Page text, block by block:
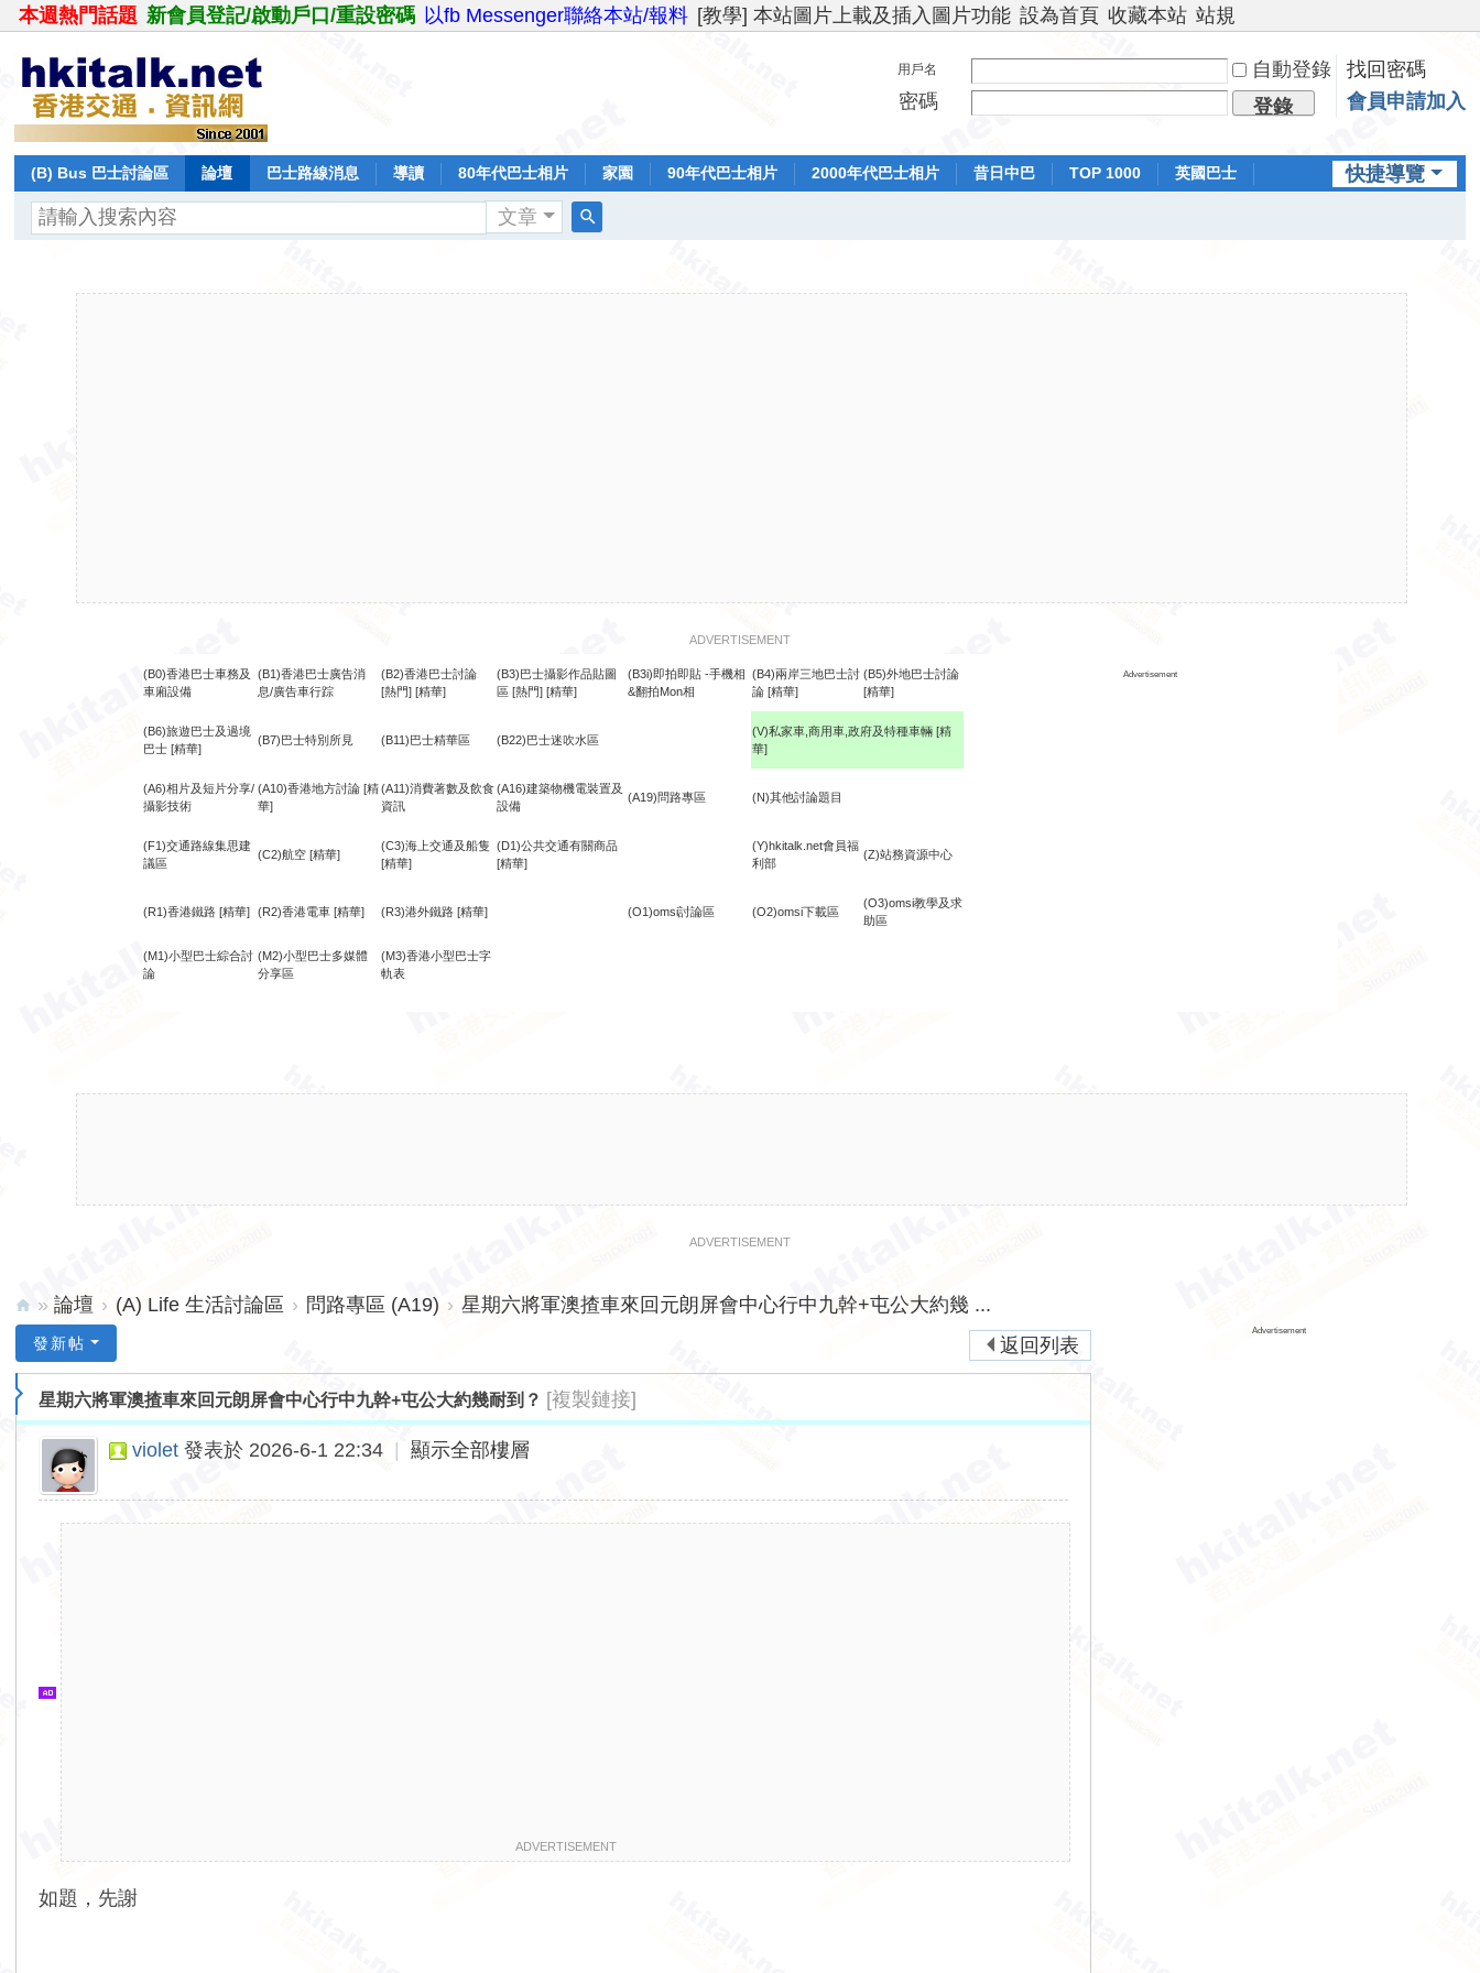
本週熱門話題 新會員登記/啟動戶口/重設密碼 以fb Messenger聯絡本站/報料 [教學] 本站圖片上載及插入圖片功能 設為首頁 收藏本站 站規
用戶名 自動登錄
找回密碼
密碼
登錄 會員申請加入
快捷導覽
(B) Bus 巴士討論區 論壇 巴士路線消息 導讀 80年代巴士相片 家園 90年代巴士相片 2000年代巴士相片 昔日中巴 TOP 1000
英國巴士
文章
ADVERTISEMENT
(B0)香港巴士車務及
車廂設備
(B1)香港巴士廣告消
息/廣告車行踪
(B2)香港巴士討論
[熱門] [精華]
(B3)巴士攝影作品貼圖
區 [熱門] [精華]
(B3i)即拍即貼 -手機相
&翻拍Mon相
(B4)兩岸三地巴士討
論 [精華]
(B5)外地巴士討論
[精華]
Advertisement
(B6)旅遊巴士及過境
巴士 [精華]
(B7)巴士特別所見 (B11)巴士精華區 (B22)巴士迷吹水區
(V)私家車,商用車,政府及特種車輛 [精
華]
(A6)相片及短片分享/
攝影技術
(A10)香港地方討論 [精
華]
(A11)消費著數及飲食
資訊
(A16)建築物機電裝置及
設備
(A19)問路專區 (N)其他討論題目
(F1)交通路線集思建
議區
(C2)航空 [精華]
(C3)海上交通及船隻
[精華]
(D1)公共交通有關商品
[精華]
(Y)hkitalk.net會員福
利部
(Z)站務資源中心
(R1)香港鐵路 [精華] (R2)香港電車 [精華] (R3)港外鐵路 [精華] (O1)omsi討論區 (O2)omsi下載區
(O3)omsi教學及求
助區
(M1)小型巴士綜合討
論
(M2)小型巴士多媒體
分享區
(M3)香港小型巴士字
軌表
ADVERTISEMENT
lk.
» 論壇 › (A) Life 生活討論區 › 問路專區 (A19) › 星期六將軍澳揸車來回元朗屏會中心行中九幹+屯公大約幾 ...
返回列表
發新帖
星期六將軍澳揸車來回元朗屏會中心行中九幹+屯公大約幾耐到？ [複製鏈接]
violet 發表於 2026-6-1 22:34 顯示全部樓層
ADVERTISEMENT
如題，先謝
Advertisement